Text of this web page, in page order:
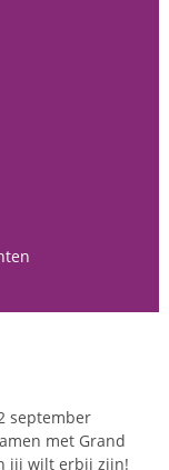
september
met Grand
jij wilt erbij zijn!